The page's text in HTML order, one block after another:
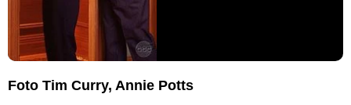
Foto Tim Curry, Annie Potts